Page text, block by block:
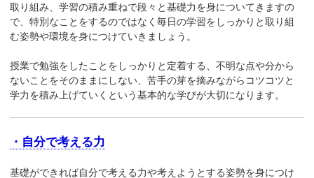
取り組み、学習の積み重ねで段々と基礎力を身についてきますの
で、特別なことをするのではなく毎日の学習をしっかりと取り組
む姿勢や環境を身につけていきましょう。
授業で勉強をしたことをしっかりと定着する、不明な点や分から
ないことをそのままにしない、苦手の芽を摘みながらコツコツと
学力を積み上げていくという基本的な学びが大切になります。
・自分で考える力
基礎ができれば自分で考える力や考えようとする姿勢を身につけ